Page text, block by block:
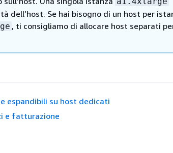
dell’host. Se hai bisogno di un host per
, ti consigliamo di allocare host separati
espandibili su host dedicati
e fatturazione